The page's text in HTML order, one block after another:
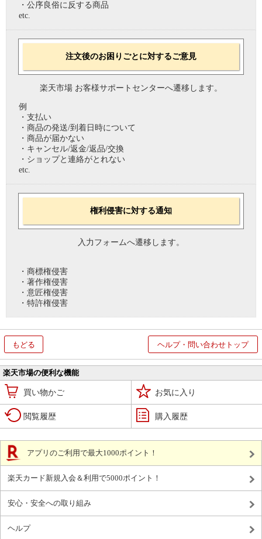
・公序良俗に反する商品
etc.
注文後のお困りごとに対するご意見
楽天市場 お客様サポートセンターへ遷移します。
例
・支払い
・商品の発送/到着日時について
・商品が届かない
・キャンセル/返金/返品/交換
・ショップと連絡がとれない
etc.
権利侵害に対する通知
入力フォームへ遷移します。
・商標権侵害
・著作権侵害
・意匠権侵害
・特許権侵害
もどる ヘルプ・問い合わせトップ
楽天市場の便利な機能
買い物かご お気に入り
閲覧履歴 購入履歴
アプリのご利用で最大1000ポイント！
楽天カード新規入会＆利用で5000ポイント！
安心・安全への取り組み
ヘルプ